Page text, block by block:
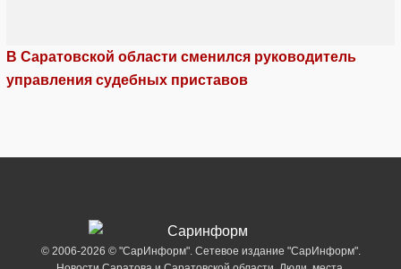
В Саратовской области сменился руководитель
управления судебных приставов
© 2006-2026 © "СарИнформ". Сетевое издание "СарИнформ".